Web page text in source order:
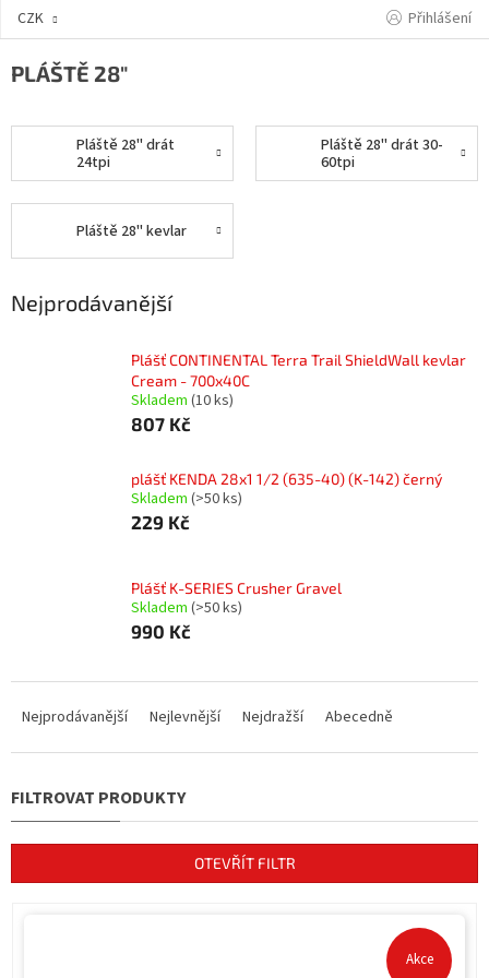
Přejít
CZK Přihlášení
PLÁŠTĚ 28"
Pláště 28" drát
24tpi
Pláště 28" drát 30-
60tpi
Pláště 28" kevlar
Nejprodávanější
Plášť CONTINENTAL Terra Trail ShieldWall kevlar
Cream - 700x40C
Skladem (10 ks)
807 Kč
plášť KENDA 28x1 1/2 (635-40) (K-142) černý
Skladem (>50 ks)
229 Kč
Plášť K-SERIES Crusher Gravel
Skladem (>50 ks)
990 Kč
n
o
Nejprodávanější Nejlevnější Nejdražší Abecedně
OTEVŘÍT FILTR
Akce